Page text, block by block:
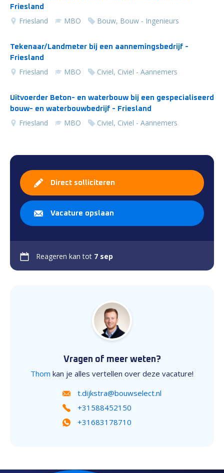
Friesland
Friesland MBO Bouw, Bouw - Ingenieurs
Tekenaar/Landmeter bij een aannemingsbedrijf -
Friesland
Friesland MBO Civiel, Civiel - Aannemers
Uitvoerder Beton- en waterbouw bij een gespecialiseerd
bouw- en waterbouwbedrijf - Friesland
Friesland MBO Civiel, Civiel - Aannemers
Direct solliciteren
Vacature opslaan
Reageren kan tot 7 sep
Vragen of meer weten?
Thom kan je alles vertellen over deze vacature!
t.dijkstra@bouwselect.nl
+31588452150
+31683178710